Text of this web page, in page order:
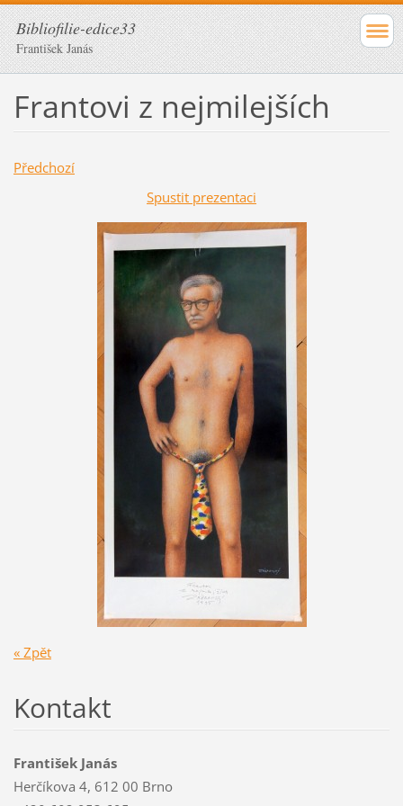
Bibliofilie-edice33
František Janás
Frantovi z nejmilejších
Předchozí
Spustit prezentaci
« Zpět
Kontakt
František Janás
Herčíkova 4, 612 00 Brno